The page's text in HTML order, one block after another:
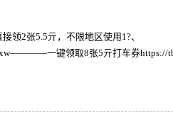
领2张5.5亓，不限地区使用1?、
一键领取8张5亓打车券https://